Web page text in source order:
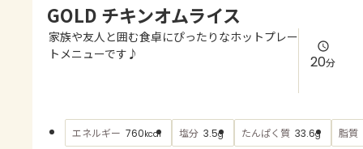
よくあるお問い合わせ
AJINOMOTO PARK とは
GOLD チキンオムライス
家族や友人と囲む食卓にぴったりなホットプレー
トメニューです♪
20分
エネルギー 760kcal 塩分 3.5g たんぱく質 33.6g 脂質